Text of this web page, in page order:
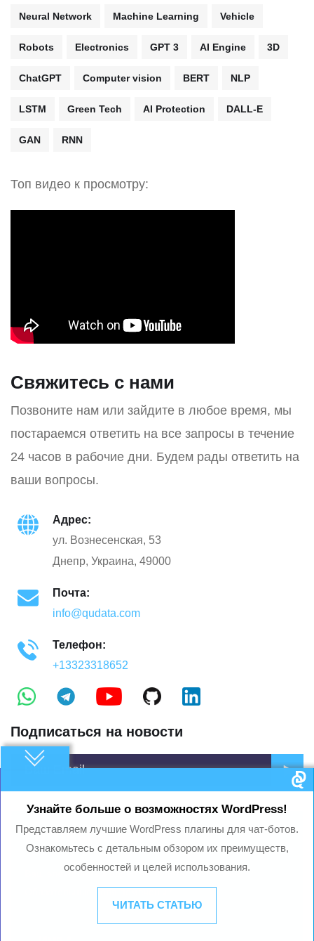
Узнайте больше о возможностях WordPress!
Представляем лучшие WordPress плагины для чат-ботов.
Ознакомьтесь с детальным обзором их преимуществ,
особенностей и целей использования.
ЧИТАТЬ СТАТЬЮ
Neural Network Machine Learning Vehicle
Robots Electronics GPT 3 AI Engine 3D
ChatGPT Computer vision BERT NLP
LSTM Green Tech AI Protection DALL-E
GAN RNN
Топ видео к просмотру:
Свяжитесь с нами
Позвоните нам или зайдите в любое время, мы
постараемся ответить на все запросы в течение
24 часов в рабочие дни. Будем рады ответить на
ваши вопросы.
Адрес:
ул. Вознесенская, 53
Днепр, Украина, 49000
Почта:
info@qudata.com
Телефон:
+13323318652
Подписаться на новости
Готовы начать?
Ваш электронный адрес не будет опубликован.